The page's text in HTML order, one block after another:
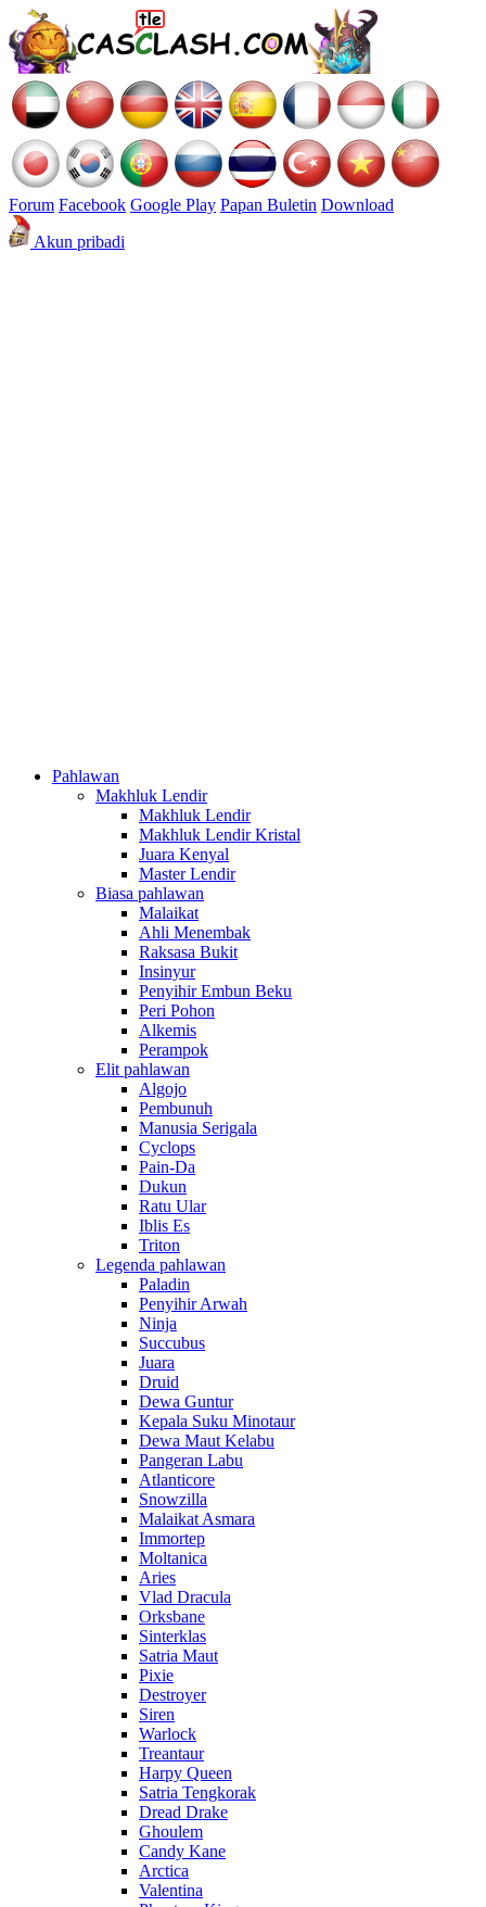
Forum Facebook Google Play Papan Buletin Download
Akun pribadi
Pahlawan
Makhluk Lendir
Makhluk Lendir
Makhluk Lendir Kristal
Juara Kenyal
Master Lendir
Biasa pahlawan
Malaikat
Ahli Menembak
Raksasa Bukit
Insinyur
Penyihir Embun Beku
Peri Pohon
Alkemis
Perampok
Elit pahlawan
Algojo
Pembunuh
Manusia Serigala
Cyclops
Pain-Da
Dukun
Ratu Ular
Iblis Es
Triton
Legenda pahlawan
Paladin
Penyihir Arwah
Ninja
Succubus
Juara
Druid
Dewa Guntur
Kepala Suku Minotaur
Dewa Maut Kelabu
Pangeran Labu
Atlanticore
Snowzilla
Malaikat Asmara
Immortep
Moltanica
Aries
Vlad Dracula
Orksbane
Sinterklas
Satria Maut
Pixie
Destroyer
Siren
Warlock
Treantaur
Harpy Queen
Satria Tengkorak
Dread Drake
Ghoulem
Candy Kane
Arctica
Valentina